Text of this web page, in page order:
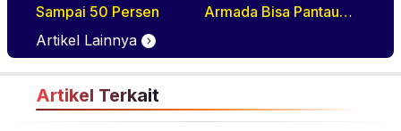
Sampai 50 Persen
Armada Bisa Pantau
Realtime
Artikel Lainnya
Artikel Terkait